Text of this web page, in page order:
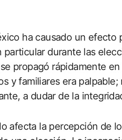
ha causado un efecto
durante las
propagó rápidamente
y familiares era
a dudar de la
afecta la percepción de